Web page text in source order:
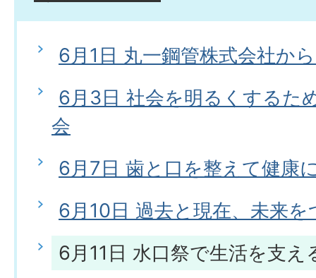
6月1日 丸一鋼管株式会社か
6月3日 社会を明るくするた
会
6月7日 歯と口を整えて健康
6月10日 過去と現在、未来を
6月11日 水口祭で生活を支え